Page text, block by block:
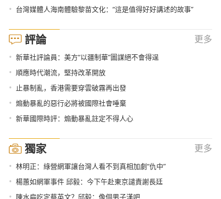
• 台灣媒體人海南體驗黎苗文化：“這是值得好好講述的故事”
評論 更多
• 新華社評論員：美方“以疆制華”圖謀絕不會得逞
• 順應時代潮流，堅持改革開放
• 止暴制亂，香港需要穿雲破霧再出發
• 煽動暴亂的惡行必將被國際社會唾棄
• 新華國際時評：煽動暴亂註定不得人心
獨家 更多
• 林明正：綠營網軍讓台灣人看不到真相加劇“仇中”
• 楊蕙如網軍事件 邱毅：今下午赴東京譴責謝長廷
• 陳水扁吃定蔡英文？邱毅：像個男子漢吧